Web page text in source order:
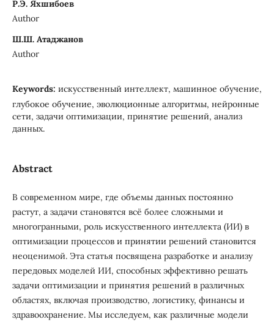
Р.Э. Яхшибоев
Author
Ш.Ш. Атаджанов
Author
Keywords: искусственный интеллект, машинное обучение,
глубокое обучение, эволюционные алгоритмы, нейронные
сети, задачи оптимизации, принятие решений, анализ
данных.
Abstract
В современном мире, где объемы данных постоянно
растут, а задачи становятся всё более сложными и
многогранными, роль искусственного интеллекта (ИИ) в
оптимизации процессов и принятии решений становится
неоценимой. Эта статья посвящена разработке и анализу
передовых моделей ИИ, способных эффективно решать
задачи оптимизации и принятия решений в различных
областях, включая производство, логистику, финансы и
здравоохранение. Мы исследуем, как различные модели